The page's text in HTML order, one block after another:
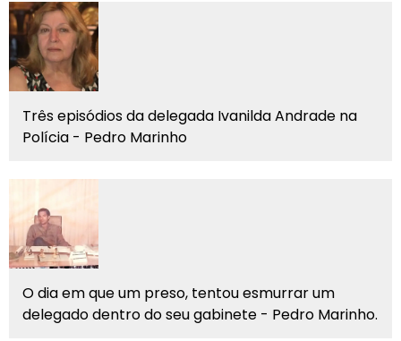
Três episódios da delegada Ivanilda Andrade na
Polícia - Pedro Marinho
O dia em que um preso, tentou esmurrar um
delegado dentro do seu gabinete - Pedro Marinho.